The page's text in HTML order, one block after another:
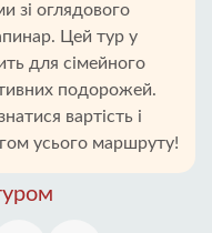
зі оглядового
Цей тур у
для сімейного
подорожей.
вартість і
усього маршруту!